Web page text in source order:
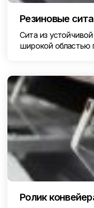
Резиновые сита
Сита из
широкой областью
Ролик